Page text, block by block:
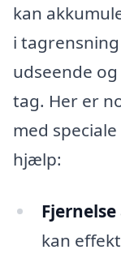
kan
i
udseende
tag. Her er
med
hjælp:
kan